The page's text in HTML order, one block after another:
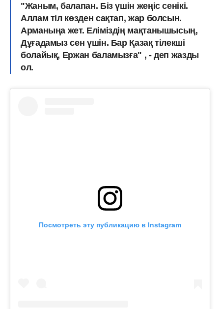
"Жаным, балапан. Біз үшін жеңіс сенікі.
Аллам тіл көзден сақтап, жар болсын.
Арманыңа жет. Еліміздің мақтанышысың,
Дұғадамыз сен үшін. Бар Қазақ тілекші
болайық, Ержан баламызға" , - деп жазды
ол.
Посмотреть эту публикацию в Instagram